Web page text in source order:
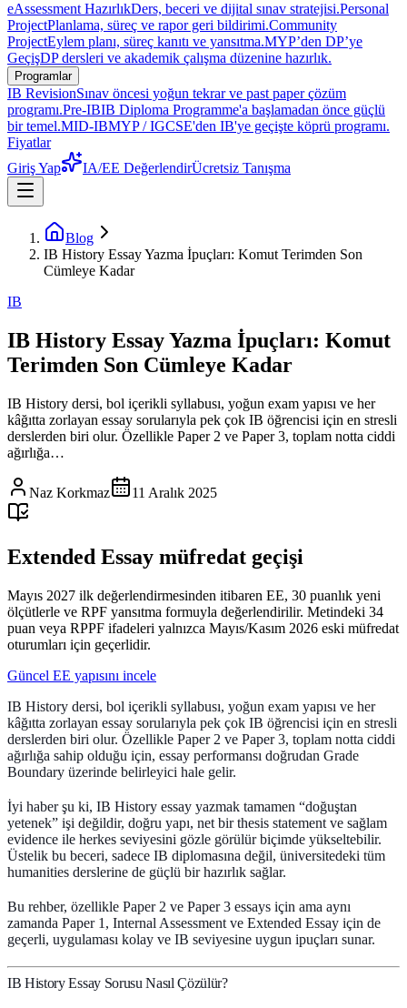
eAssessment HazırlıkDers, beceri ve dijital sınav stratejisi.Personal
ProjectPlanlama, süreç ve rapor geri bildirimi.Community
ProjectEylem planı, süreç kanıtı ve yansıtma.MYP’den DP’ye
GeçişDP dersleri ve akademik çalışma düzenine hazırlık.
Programlar
IB RevisionSınav öncesi yoğun tekrar ve past paper çözüm
programı.Pre-IBIB Diploma Programme'a başlamadan önce güçlü
bir temel.MID-IBMYP / IGCSE'den IB'ye geçişte köprü programı.
Fiyatlar
Giriş Yap
IA/EE DeğerlendirÜcretsiz Tanışma
Blog
IB History Essay Yazma İpuçları: Komut Terimden Son
Cümleye Kadar
IB
IB History Essay Yazma İpuçları: Komut
Terimden Son Cümleye Kadar
IB History dersi, bol içerikli syllabusı, yoğun exam yapısı ve her
kâğıtta zorlayan essay sorularıyla pek çok IB öğrencisi için en stresli
derslerden biri olur. Özellikle Paper 2 ve Paper 3, toplam notta ciddi
ağırlığa…
Naz Korkmaz 11 Aralık 2025
Extended Essay müfredat geçişi
Mayıs 2027 ilk değerlendirmesinden itibaren EE, 30 puanlık yeni
ölçütlerle ve RPF yansıtma formuyla değerlendirilir. Metindeki 34
puan veya RPPF ifadeleri yalnızca Mayıs/Kasım 2026 eski müfredat
oturumları için geçerlidir.
Güncel EE yapısını incele
IB History dersi, bol içerikli syllabusı, yoğun exam yapısı ve her
kâğıtta zorlayan essay sorularıyla pek çok IB öğrencisi için en stresli
derslerden biri olur. Özellikle Paper 2 ve Paper 3, toplam notta ciddi
ağırlığa sahip olduğu için, essay performansı doğrudan Grade
Boundary üzerinde belirleyici hale gelir.
İyi haber şu ki, IB History essay yazmak tamamen “doğuştan
yetenek” işi değildir, doğru yapı, net bir thesis statement ve sağlam
evidence ile herkes seviyesini gözle görülür biçimde yükseltebilir.
Üstelik bu beceri, sadece IB diplomasına değil, üniversitedeki tüm
humanities derslerine de güçlü bir hazırlık sağlar.
Bu rehber, özellikle Paper 2 ve Paper 3 essays için ama aynı
zamanda Paper 1, Internal Assessment ve Extended Essay için de
geçerli, uygulaması kolay ve IB seviyesine uygun ipuçları sunar.
IB History Essay Sorusu Nasıl Çözülür?